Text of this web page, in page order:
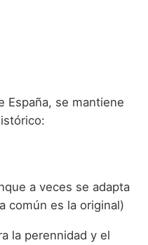
España, se mantiene
a veces se adapta
común es la original)
la perennidad y el